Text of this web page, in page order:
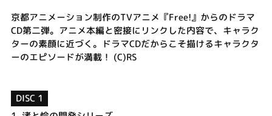
京都アニメーション制作のTVアニメ『Free!』からのドラマ
CD第二弾。アニメ本編と密接にリンクした内容で、キャラク
ターの素顔に近づく。ドラマCDだからこそ描けるキャラクタ
ーのエピソードが満載！ (C)RS
DISC 1